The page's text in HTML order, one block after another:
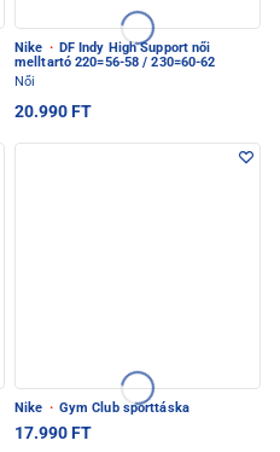
Nike · DF Indy High Support női
melltartó 220=56-58 / 230=60-62
Női
20.990 FT
Nike · Gym Club sporttáska
17.990 FT